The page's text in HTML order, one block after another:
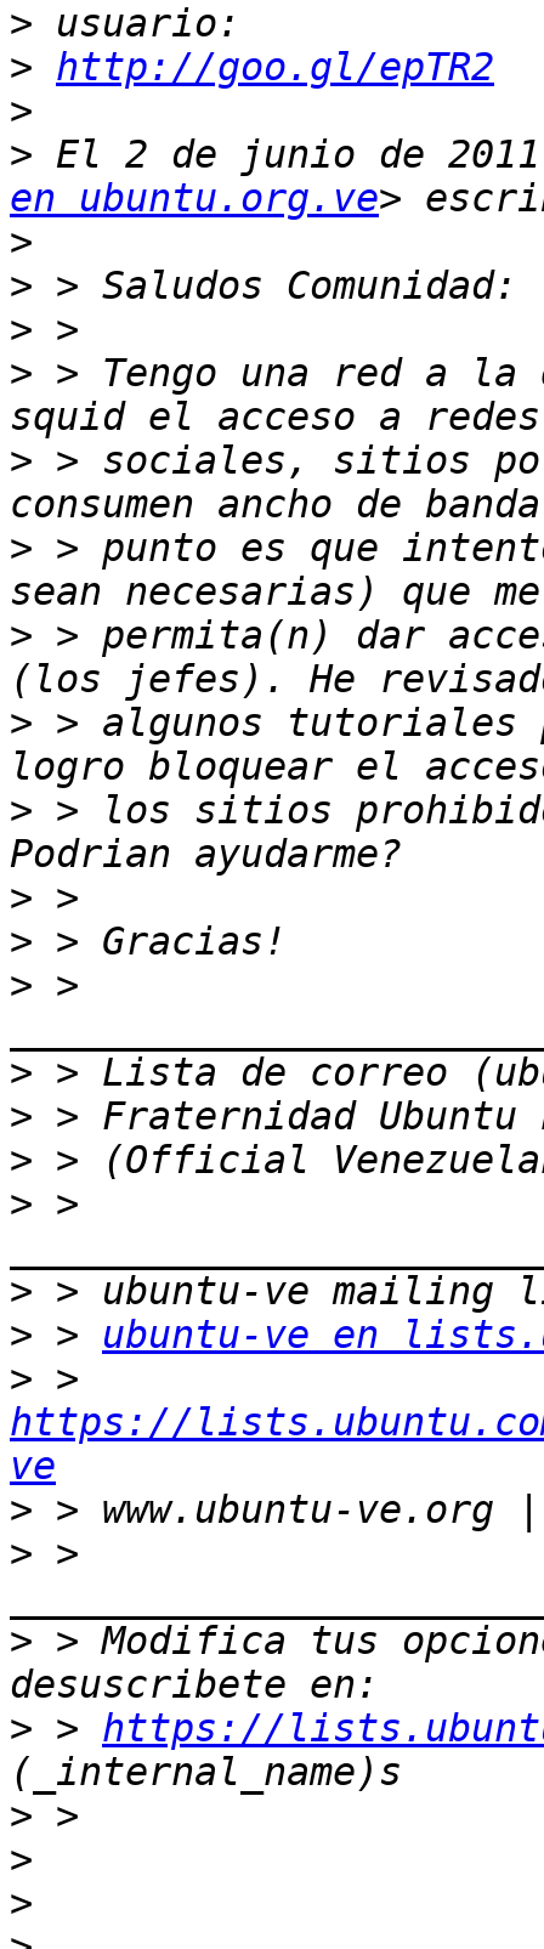
>
> http://goo.gl/epTR2
>
> El 2 de junio de
en ubuntu.org.ve
>
>
>
> > Tengo una red a la
> > sociales, sitios
> > punto es que
> > permita(n) dar
> > algunos tutoriales
> > los sitios
>
>
> >
>
>
>
> >
>
> > ubuntu-ve en
>
https://
ve
>
> >
> > Modifica tus
> > https://
>
>
>